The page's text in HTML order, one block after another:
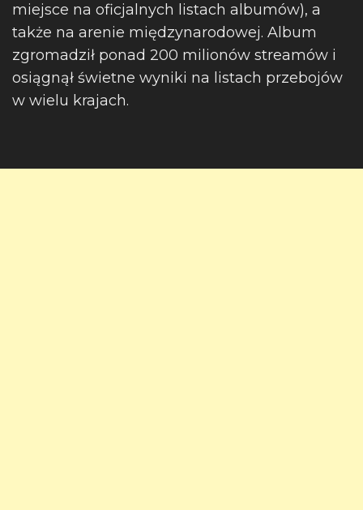
miejsce na oficjalnych listach albumów), a
także na arenie międzynarodowej. Album
zgromadził ponad 200 milionów streamów i
osiągnął świetne wyniki na listach przebojów
w wielu krajach.